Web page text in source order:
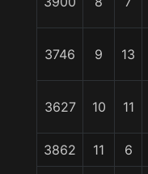
3746 9 13
3627 10 11
3862 11 6